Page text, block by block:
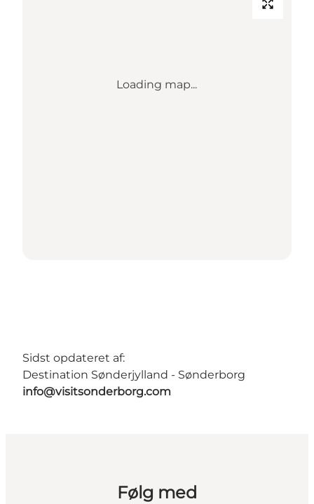
Loading map...
Sidst opdateret af:
Destination Sønderjylland - Sønderborg
info@visitsonderborg.com
Følg med